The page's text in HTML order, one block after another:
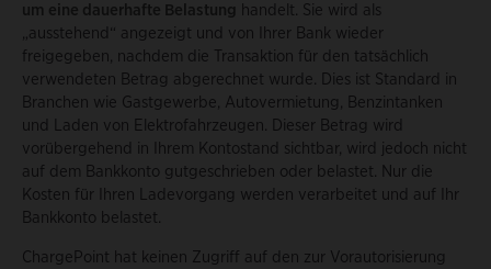
um eine dauerhafte Belastung handelt. Sie wird als
„ausstehend“ angezeigt und von Ihrer Bank wieder
freigegeben, nachdem die Transaktion für den tatsächlich
verwendeten Betrag abgerechnet wurde. Dies ist Standard in
Branchen wie Gastgewerbe, Autovermietung, Benzintanken
und Laden von Elektrofahrzeugen. Dieser Betrag wird
vorübergehend in Ihrem Kontostand sichtbar, wird jedoch nicht
auf dem Bankkonto gutgeschrieben oder belastet. Nur die
Kosten für Ihren Ladevorgang werden verarbeitet und auf Ihr
Bankkonto belastet.
ChargePoint hat keinen Zugriff auf den zur Vorautorisierung